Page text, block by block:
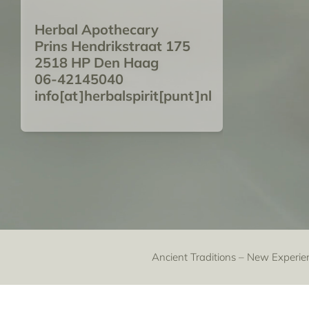
Herbal Apothecary
Prins Hendrikstraat 175
2518 HP Den Haag
06-42145040
info[at]herbalspirit[punt]nl
Ancient Traditions – New